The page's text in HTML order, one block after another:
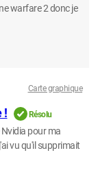
warfare 2 donc je
Carte graphique
! Résolu
Nvidia pour ma
vu qu'il supprimait